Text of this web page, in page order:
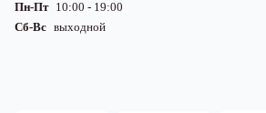
Пн-Пт 10:00 - 19:00
Сб-Вс выходной